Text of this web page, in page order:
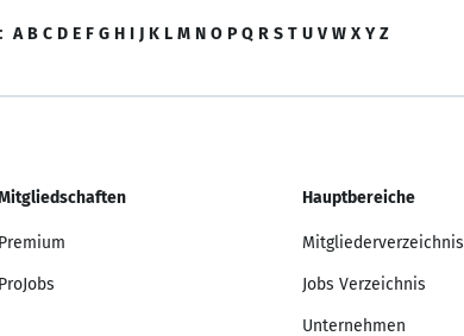
A B C D E F G H I J K L M N O P Q R S T U V W X Y Z
Premium
ProJobs
Hauptbereiche
Mitgliederverzeichnis
Jobs Verzeichnis
Unternehmen